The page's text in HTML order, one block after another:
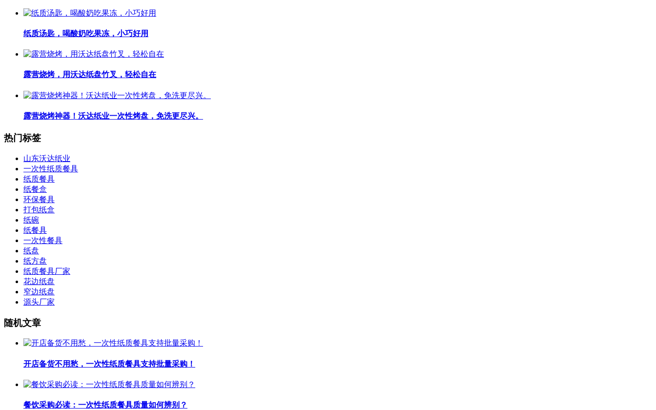
纸质汤匙，喝酸奶吃果冻，小巧好用
露营烧烤，用沃达纸盘竹叉，轻松自在
露营烧烤神器！沃达纸业一次性烤盘，免洗更尽兴。
热门标签
山东沃达纸业
一次性纸质餐具
纸质餐具
纸餐盒
环保餐具
打包纸盒
纸碗
纸餐具
一次性餐具
纸盘
纸方盘
纸质餐具厂家
花边纸盘
窄边纸盘
源头厂家
随机文章
开店备货不用愁，一次性纸质餐具支持批量采购！
餐饮采购必读：一次性纸质餐具质量如何辨别？